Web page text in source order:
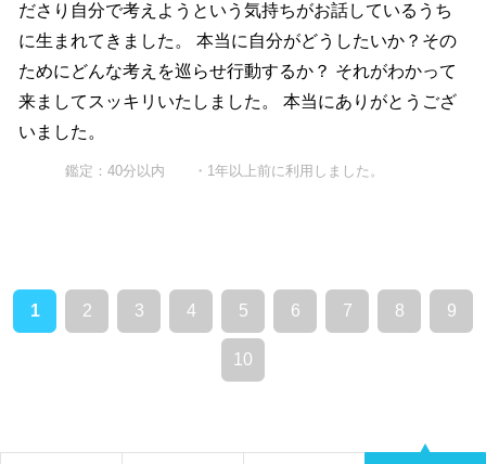
ださり自分で考えようという気持ちがお話しているうち
に生まれてきました。 本当に自分がどうしたいか？その
ためにどんな考えを巡らせ行動するか？ それがわかって
来ましてスッキリいたしました。 本当にありがとうござ
いました。
鑑定：40分以内 ・1年以上前に利用しました。
1 2 3 4 5 6 7 8 9
10